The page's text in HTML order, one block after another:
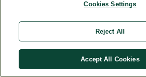
ok
že
Cookies Settings
Reject All
Accept All Cookies